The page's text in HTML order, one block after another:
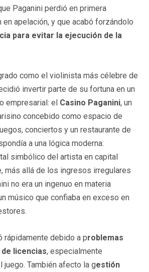
Paganini perdió en primera
en apelación, y que acabó forzándolo
para evitar la ejecución de la
como el violinista más célebre de
invertir parte de su fortuna en un
empresarial: el Casino Paganini, un
concebido como espacio de
conciertos y un restaurante de
a una lógica moderna:
simbólico del artista en capital
más allá de los ingresos irregulares
no era un ingenuo en materia
músico que confiaba en exceso en
rápidamente debido a problemas
licencias, especialmente
juego. También afecto la gestión